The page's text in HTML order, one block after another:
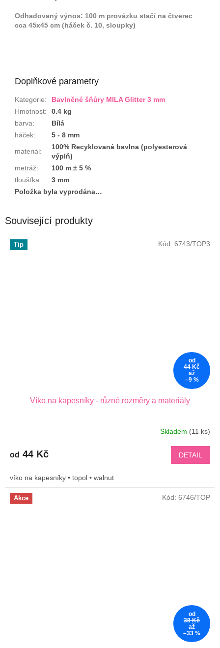
Odhadovaný výnos: 100 m provázku stačí na čtverec
cca 45x45 cm (háček č. 10, sloupky)
Doplňkové parametry
Kategorie:
Bavlněné šňůry MILA Glitter 3 mm
Hmotnost:
0.4 kg
barva:
Bílá
háček: 5 - 8 mm
materiál:
100% Recyklovaná bavlna (polyesterová
výplň)
metráž:
100 m ± 5 %
tloušťka:
3 mm
Položka byla vyprodána…
Související produkty
Tip
od
44 Kč
až
–9 %
Víko na kapesníky - různé rozměry a materiály
Skladem (11 ks)
od 44 Kč DETAIL
víko na kapesníky • topol • walnut
Kód: 6743/TOP3
Akce
od
38 Kč
až
–33 %
Kód: 6746/TOP